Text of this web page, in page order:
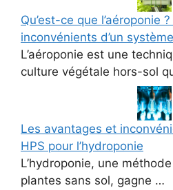
Qu’est-ce que l’aéroponie
inconvénients d’un
L’aéroponie est une
culture végétale hors-sol
Les avantages et
HPS pour l’hydroponie
L’hydroponie, une
plantes sans sol, gagne …